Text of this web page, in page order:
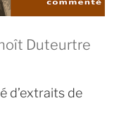
Duteurtre
d’extraits de